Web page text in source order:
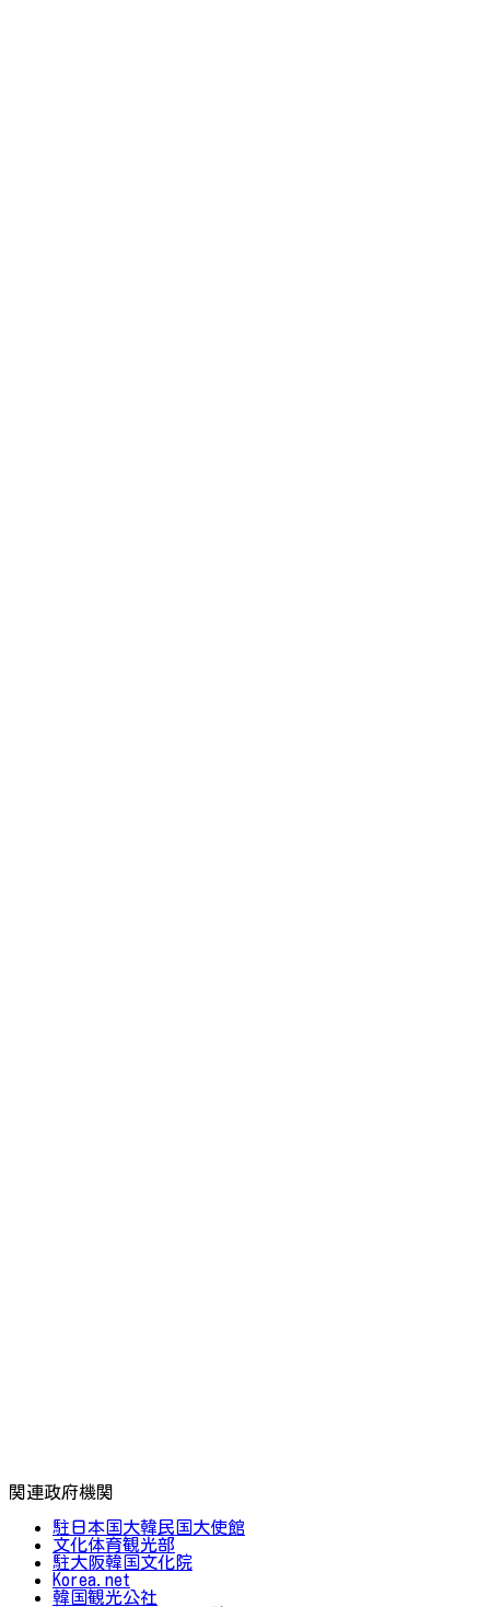
関連政府機関
駐日本国大韓民国大使館
文化体育観光部
駐大阪韓国文化院
Korea.net
韓国観光公社